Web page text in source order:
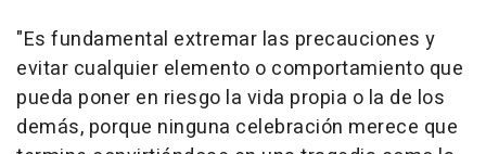
"Es fundamental extremar las precauciones y
evitar cualquier elemento o comportamiento que
pueda poner en riesgo la vida propia o la de los
demás, porque ninguna celebración merece que